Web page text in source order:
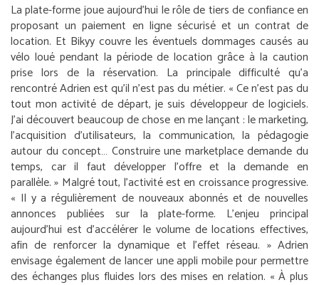
La plate-forme joue aujourd’hui le rôle de tiers de confiance en
proposant un paiement en ligne sécurisé et un contrat de
location. Et Bikyy couvre les éventuels dommages causés au
vélo loué pendant la période de location grâce à la caution
prise lors de la réservation. La principale difficulté qu’a
rencontré Adrien est qu’il n’est pas du métier. «Ce n’est pas du
tout mon activité de départ, je suis développeur de logiciels.
J’ai découvert beaucoup de chose en me lançant : le marketing,
l’acquisition d’utilisateurs, la communication, la pédagogie
autour du concept… Construire une marketplace demande du
temps, car il faut développer l’offre et la demande en
parallèle.» Malgré tout, l’activité est en croissance progressive.
« Il y a régulièrement de nouveaux abonnés et de nouvelles
annonces publiées sur la plate-forme. L’enjeu principal
aujourd’hui est d’accélérer le volume de locations effectives,
afin de renforcer la dynamique et l’effet réseau. » Adrien
envisage également de lancer une appli mobile pour permettre
des échanges plus fluides lors des mises en relation. «À plus